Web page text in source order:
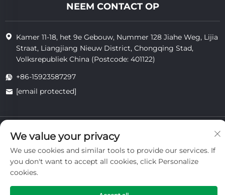
NEEM CONTACT OP
Kamer 11-18, het 9e Gebouw, Nummer 128 Jiahe Weg, Lijia
Straat, Liangjiang Nieuw District, Chongqing Stad,
Volksrepubliek China (Postcode: 401122)
+86-15923587297
[email protected]
Ltd.
Privacybeleid
We value your privacy
We use cookies and similar tools to provide our services. If
you don't want to accept all cookies, click Personalize
cookies.